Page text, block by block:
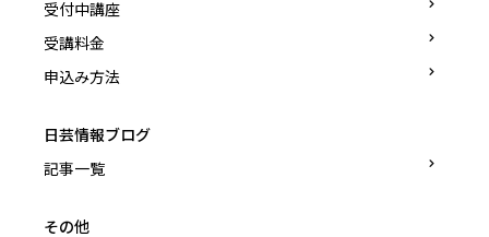
受付中講座
受講料金
申込み方法
日芸情報ブログ
記事一覧
その他